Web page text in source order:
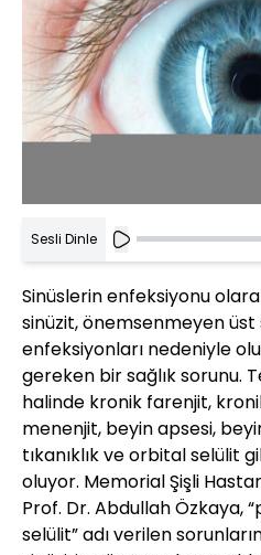
Sesli Dinle
Sinüslerin enfeksiyonu
sinüzit, önemsenmeyen üst
enfeksiyonları nedeniyle
gereken bir sağlık sorunu.
halinde kronik farenjit,
menenjit, beyin apsesi,
tıkanıklık ve orbital selülit
oluyor. Memorial Şişli
Prof. Dr. Abdullah Özkaya,
selülit” adı verilen